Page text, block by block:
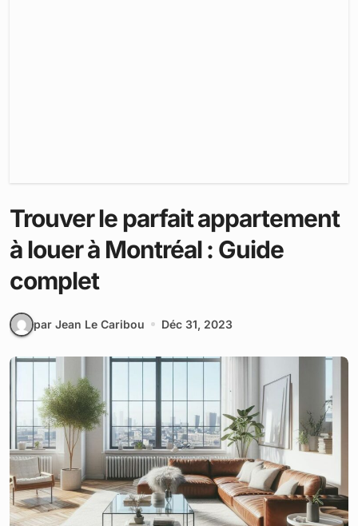
Trouver le parfait appartement
à louer à Montréal : Guide
complet
par Jean Le Caribou Déc 31, 2023